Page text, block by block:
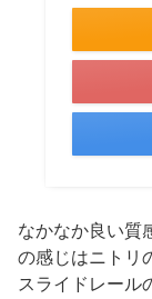
なかなか良い質
の感じはニトリ
スライドレール